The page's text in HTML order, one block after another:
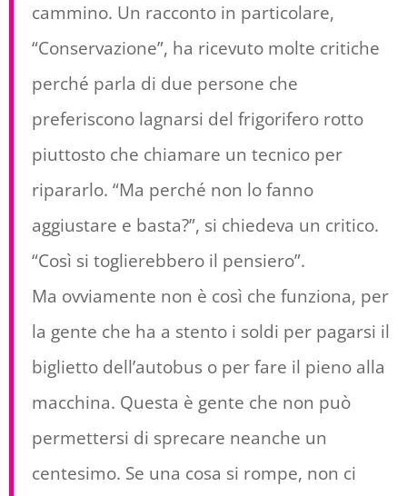
cammino. Un racconto in particolare,
“Conservazione”, ha ricevuto molte critiche
perché parla di due persone che
preferiscono lagnarsi del frigorifero rotto
piuttosto che chiamare un tecnico per
ripararlo. “Ma perché non lo fanno
aggiustare e basta?”, si chiedeva un critico.
“Così si toglierebbero il pensiero”.
Ma ovviamente non è così che funziona, per
la gente che ha a stento i soldi per pagarsi il
biglietto dell’autobus o per fare il pieno alla
macchina. Questa è gente che non può
permettersi di sprecare neanche un
centesimo. Se una cosa si rompe, non ci